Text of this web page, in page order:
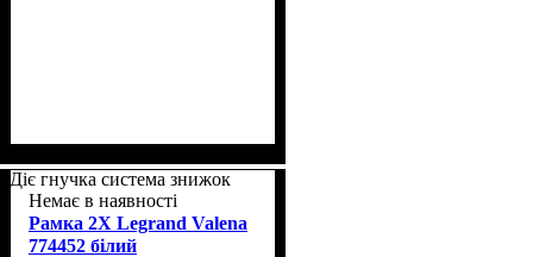
Діє гнучка система знижок
Немає в наявності
Рамка 2Х Legrand Valena
774452 білий